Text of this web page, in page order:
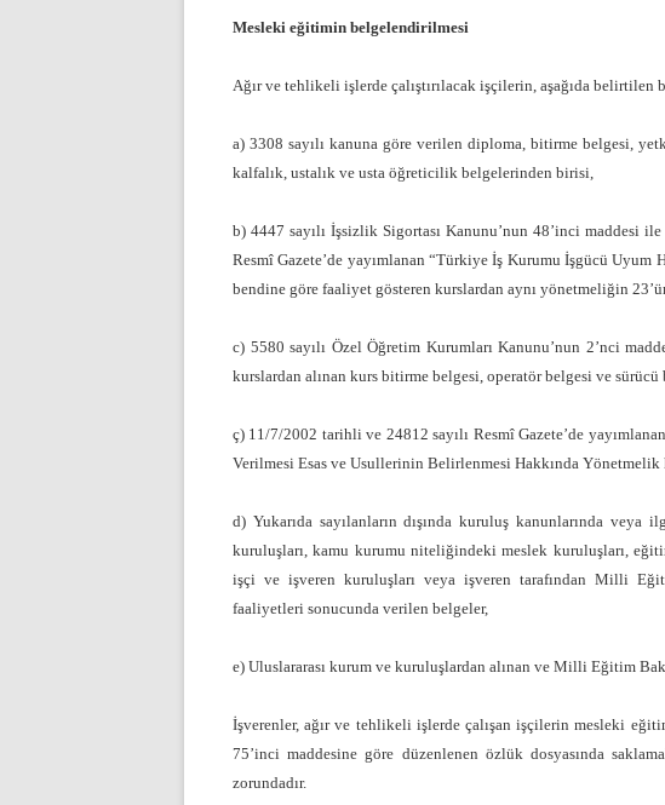
Mesleki eğitimin belgelendirilmesi
Ağır ve tehlikeli işlerde çalıştırılacak işçilerin, aşağıda
a) 3308 sayılı kanuna göre verilen diploma, bitirme belgesi,
kalfalık, ustalık ve usta öğreticilik belgelerinden birisi,
b) 4447 sayılı İşsizlik Sigortası Kanunu’nun 48’inci maddesi
Resmî Gazete’de yayımlanan “Türkiye İş Kurumu İşgücü
bendine göre faaliyet gösteren kurslardan aynı yönetmeliğin
c) 5580 sayılı Özel Öğretim Kurumları Kanunu’nun 2’nci
kurslardan alınan kurs bitirme belgesi, operatör belgesi ve sürücü
ç) 11/7/2002 tarihli ve 24812 sayılı Resmî Gazete’de
Verilmesi Esas ve Usullerinin Belirlenmesi Hakkında
d) Yukarıda sayılanların dışında kuruluş kanunlarında
kuruluşları, kamu kurumu niteliğindeki meslek kuruluşları,
işçi ve işveren kuruluşları veya işveren tarafından Milli
faaliyetleri sonucunda verilen belgeler,
e) Uluslararası kurum ve kuruluşlardan alınan ve Milli Eğitim
İşverenler, ağır ve tehlikeli işlerde çalışan işçilerin mesleki
75’inci maddesine göre düzenlenen özlük dosyasında
zorundadır.